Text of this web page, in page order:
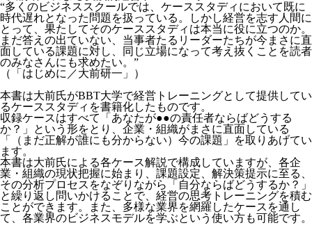
“多くのビジネススクールでは、ケーススタディにおいて既に
時代遅れとなった問題を扱っている。しかし経営を志す人間に
とって、果たしてそのケーススタディは本当に役に立つのか。
まだ答えの出ていない、当事者たるリーダーたちが今まさに直
面している課題に対し、同じ立場になって考え抜くことを読者
のみなさんにも求めたい。”
（「はじめに／大前研一」）
本書は大前氏がBBT大学で経営トレーニングとして提供してい
るケーススタディを書籍化したものです。
収録ケースはすべて「あなたが●●の責任者ならばどうする
か？」という形をとり、企業・組織がまさに直面している
「（まだ正解が誰にも分からない）今の課題」を取りあげてい
ます。
本書は大前氏による各ケース解説で構成していますが、各企
業・組織の現状把握に始まり、課題設定、解決策提示に至る、
その分析プロセスをなぞりながら「自分ならばどうするか？」
と繰り返し問いかけることで、経営の思考トレーニングを積む
ことができます。また、多様な業界を網羅したケースを通し
て、各業界のビジネスモデルを学ぶという使い方も可能です。